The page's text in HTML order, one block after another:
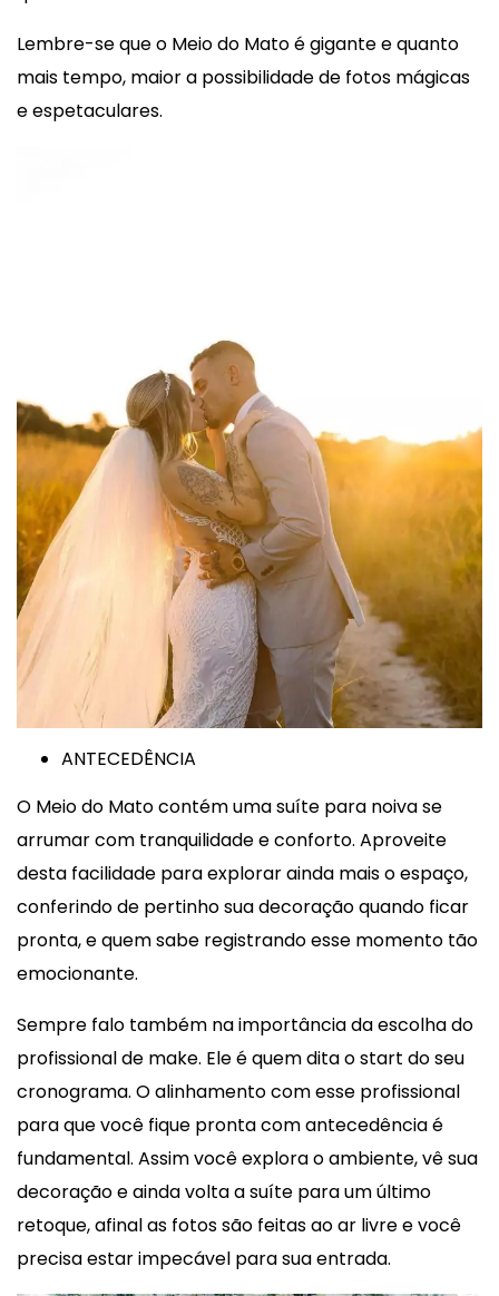
Lembre-se que o Meio do Mato é gigante e quanto
mais tempo, maior a possibilidade de fotos mágicas
e espetaculares.
ANTECEDÊNCIA
O Meio do Mato contém uma suíte para noiva se
arrumar com tranquilidade e conforto. Aproveite
desta facilidade para explorar ainda mais o espaço,
conferindo de pertinho sua decoração quando ficar
pronta, e quem sabe registrando esse momento tão
emocionante.
Sempre falo também na importância da escolha do
profissional de make. Ele é quem dita o start do seu
cronograma. O alinhamento com esse profissional
para que você fique pronta com antecedência é
fundamental. Assim você explora o ambiente, vê sua
decoração e ainda volta a suíte para um último
retoque, afinal as fotos são feitas ao ar livre e você
precisa estar impecável para sua entrada.